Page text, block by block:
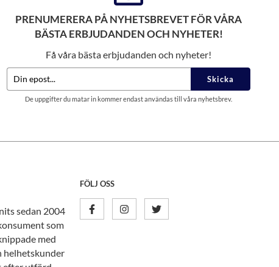
PRENUMERERA PÅ NYHETSBREVET FÖR VÅRA
BÄSTA ERBJUDANDEN OCH NYHETER!
Få våra bästa erbjudanden och nyheter!
Skicka
De uppgifter du matar in kommer endast användas till våra nyhetsbrev.
sedan 2004
som
med
helhetskunder
FÖLJ OSS